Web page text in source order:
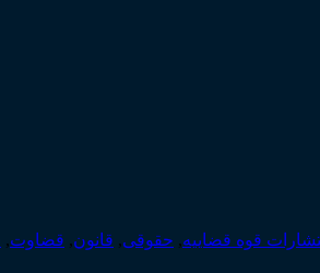
قوه قضاییه, حقوقی, قانون, قضاوت,